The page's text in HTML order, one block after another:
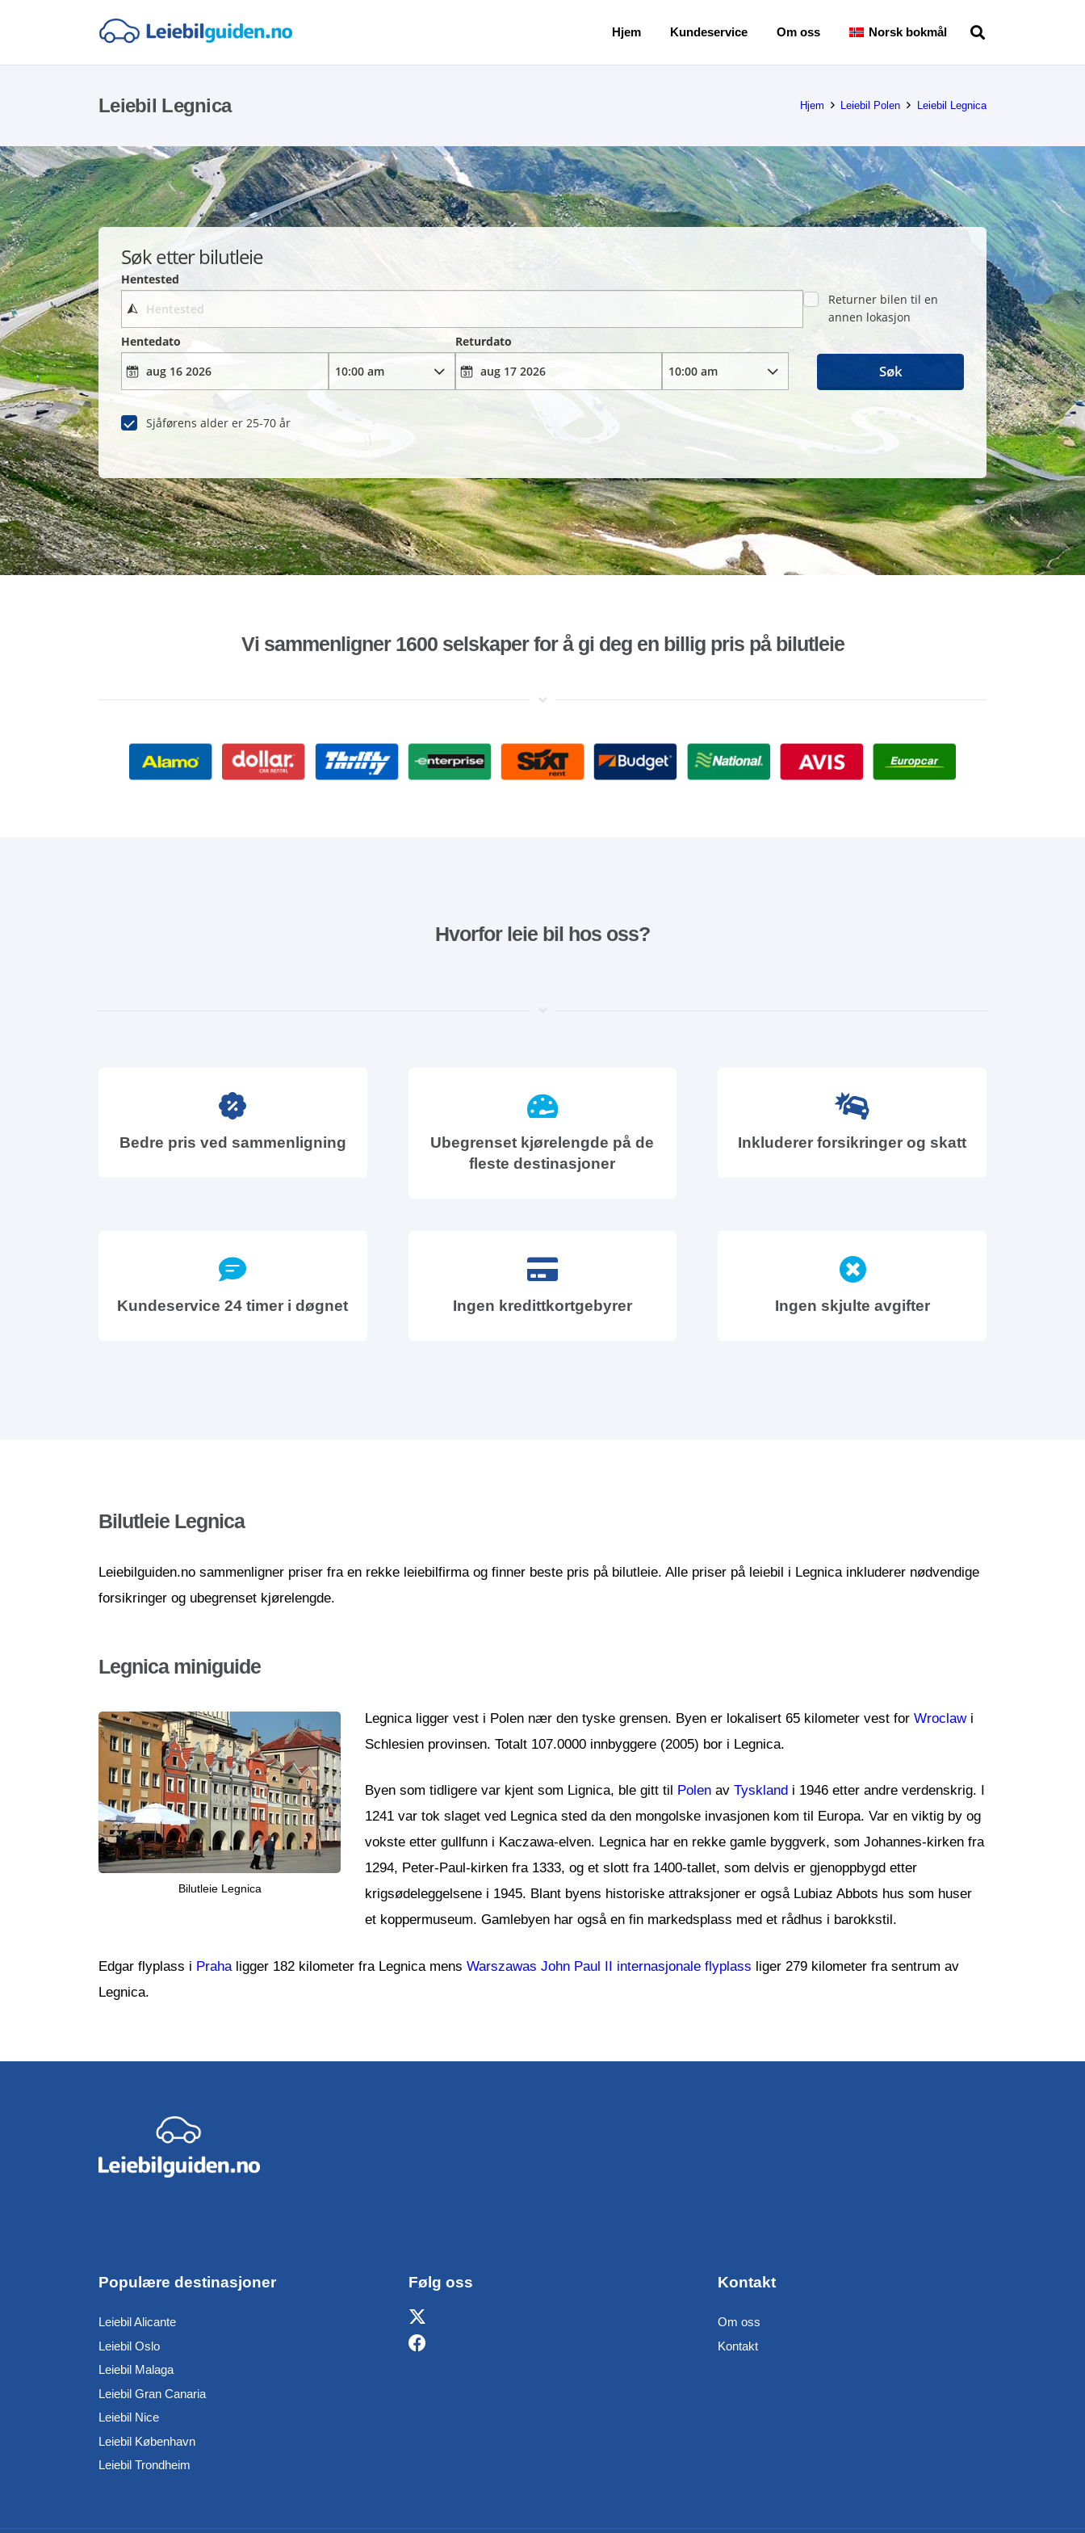
Hjem Kundeservice Om oss Norsk bokmål
Leiebil Legnica Hjem Leiebil Polen Leiebil Legnica
Søk etter bilutleie
Hentested
Returner bilen til en
annen lokasjon
Hentedato
Returdato
Sjåførens alder er 25-70 år
Søk
Vi sammenligner 1600 selskaper for å gi deg en billig pris på bilutleie
Hvorfor leie bil hos oss?
Bedre pris ved sammenligning
Ubegrenset kjørelengde på de
fleste destinasjoner
Inkluderer forsikringer og skatt
Kundeservice 24 timer i døgnet Ingen kredittkortgebyrer Ingen skjulte avgifter
Bilutleie Legnica
Leiebilguiden.no sammenligner priser fra en rekke leiebilfirma og finner beste pris på bilutleie. Alle priser på leiebil i Legnica inkluderer nødvendige
forsikringer og ubegrenset kjørelengde.
Legnica miniguide
Bilutleie Legnica
Legnica ligger vest i Polen nær den tyske grensen. Byen er lokalisert 65 kilometer vest for Wroclawi
Schlesien provinsen. Totalt 107.0000 innbyggere (2005) bor i Legnica.
Byen som tidligere var kjent som Lignica, ble gitt til Polen av Tyskland i 1946 etter andre verdenskrig. I
1241 var tok slaget ved Legnica sted da den mongolske invasjonen kom til Europa. Var en viktig by og
vokste etter gullfunn i Kaczawa-elven. Legnica har en rekke gamle byggverk, som Johannes-kirken fra
1294, Peter-Paul-kirken fra 1333, og et slott fra 1400-tallet, som delvis er gjenoppbygd etter
krigsødeleggelsene i 1945. Blant byens historiske attraksjoner er også Lubiaz Abbots hus som huser
et koppermuseum. Gamlebyen har også en fin markedsplass med et rådhus i barokkstil.
Edgar flyplass i Prahaligger 182 kilometer fra Legnica mens Warszawas John Paul II internasjonale flyplass liger 279 kilometer fra sentrum av
Legnica.
Populære destinasjoner
Leiebil Alicante
Leiebil Oslo
Leiebil Malaga
Leiebil Gran Canaria
Leiebil Nice
Leiebil København
Leiebil Trondheim
Følg oss Kontakt
Om oss
Kontakt